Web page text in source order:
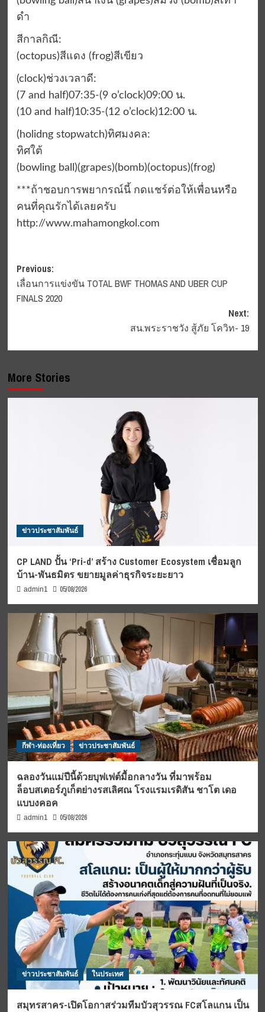
ดำ
สีกาลกิณี:
(octopus)สีแดง (frog)สีเขียว
(clock)ช่วงเวลาดี:
(7 and half)07:35-(9 o’clock)09:00 น.
(10 and half)10:35-(12 o’clock)12:00 น.
(holidng stopwatch)ทิศมงคล:
ทิศใต้
(bowling ball)(grapes)(bomb)(octopus)(frog)
***ถ้าชอบการพยากรณ์นี้ กดแชร์ต่อให้เพื่อนหรือ
คนที่คุณรักได้เลยครับ
http://www.mahamongkol.com
Post
navigation
Previous:
เลื่อนการแข่งขัน TOTAL BWF THOMAS AND UBER CUP
FINALS 2020
Next:
สน.พระราชวัง สู้ภัย โควิท- 19
More Stories
ข่าวประชาสัมพันธ์
CP LAND ปั้น ‘Pri-d’ สร้าง Customer Ecosystem เชื่อมลูก
บ้าน-พันธมิตร ขยายมูลค่าธุรกิจระยะยาว
admin1 05/08/2026
กีฬา-ท่องเที่ยว ข่าวประชาสัมพันธ์
ฉลองวันแม่ปีนี้ด้วยบุฟเฟต์มื้อกลางวัน ที่มาพร้อม
ล็อบสเตอร์ภูเก็ตย่างรสเลิศณ โรงแรมเรดิสัน ชาโต เดอ
แบบงคอค
admin1 05/08/2026
ข่าวประชาสัมพันธ์ ในประเทศ
สมุทรสาคร-เปิดโอกาสร่วมทีมบัวสุวรรณ FCสโลแกน เป็น